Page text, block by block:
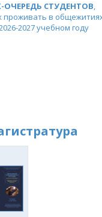
ОЧЕРЕДЬ СТУДЕНТОВ,
в
2027 учебном году